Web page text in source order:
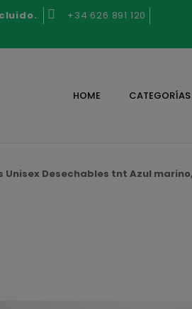
. +34 626 891 120
HOME CATEGORÍAS
Unisex Desechables tnt Azul